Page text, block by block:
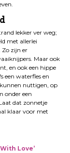
lekker ver weg;
met allerlei
Zo zijn er
Maar ook
en ook een hippe
een waterfles en
nuttigen, op
onder een
dat zonnetje
klaar voor met
With Love’